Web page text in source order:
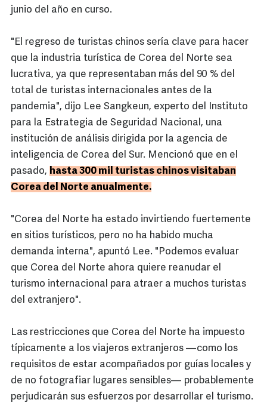
junio del año en curso.
"El regreso de turistas chinos sería clave para hacer
que la industria turística de Corea del Norte sea
lucrativa, ya que representaban más del 90 % del
total de turistas internacionales antes de la
pandemia", dijo Lee Sangkeun, experto del Instituto
para la Estrategia de Seguridad Nacional, una
institución de análisis dirigida por la agencia de
inteligencia de Corea del Sur. Mencionó que en el
pasado, hasta 300 mil turistas chinos visitaban
Corea del Norte anualmente.
"Corea del Norte ha estado invirtiendo fuertemente
en sitios turísticos, pero no ha habido mucha
demanda interna", apuntó Lee. "Podemos evaluar
que Corea del Norte ahora quiere reanudar el
turismo internacional para atraer a muchos turistas
del extranjero".
Las restricciones que Corea del Norte ha impuesto
típicamente a los viajeros extranjeros —como los
requisitos de estar acompañados por guías locales y
de no fotografiar lugares sensibles— probablemente
perjudicarán sus esfuerzos por desarrollar el turismo.